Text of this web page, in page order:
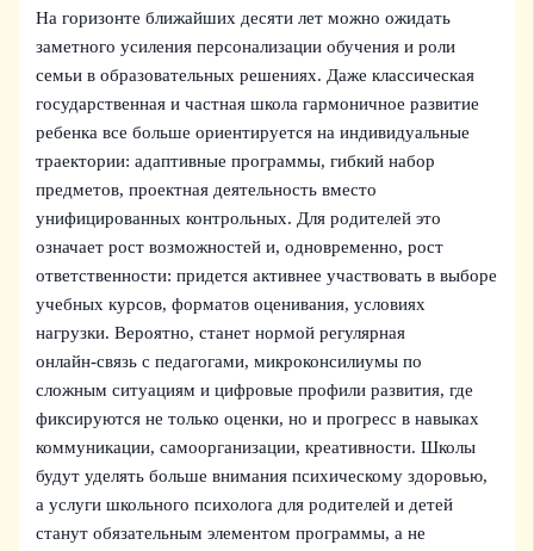
На горизонте ближайших десяти лет можно ожидать
заметного усиления персонализации обучения и роли
семьи в образовательных решениях. Даже классическая
государственная и частная школа гармоничное развитие
ребенка все больше ориентируется на индивидуальные
траектории: адаптивные программы, гибкий набор
предметов, проектная деятельность вместо
унифицированных контрольных. Для родителей это
означает рост возможностей и, одновременно, рост
ответственности: придется активнее участвовать в выборе
учебных курсов, форматов оценивания, условиях
нагрузки. Вероятно, станет нормой регулярная
онлайн‑связь с педагогами, микроконсилиумы по
сложным ситуациям и цифровые профили развития, где
фиксируются не только оценки, но и прогресс в навыках
коммуникации, самоорганизации, креативности. Школы
будут уделять больше внимания психическому здоровью,
а услуги школьного психолога для родителей и детей
станут обязательным элементом программы, а не